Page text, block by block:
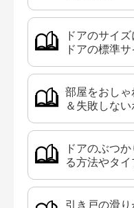
ドアのサイ
ドアの標準
部屋をおし
＆失敗しない
ドアのぶつ
る方法やタ
引き戸の滑